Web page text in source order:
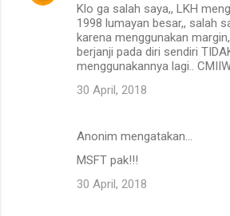
Klo ga salah saya,, LKH
1998 lumayan besar,, salah
karena menggunakan
berjanji pada diri sendiri
menggunakannya lagi..
30 April, 2018
Anonim mengatakan…
MSFT pak!!!
30 April, 2018